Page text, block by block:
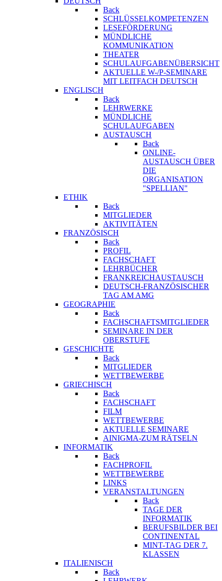
Back
SCHLÜSSELKOMPETENZEN
LESEFÖRDERUNG
MÜNDLICHE
KOMMUNIKATION
THEATER
SCHULAUFGABENÜBERSICHT
AKTUELLE W-/P-SEMINARE
MIT LEITFACH DEUTSCH
ENGLISCH
Back
LEHRWERKE
MÜNDLICHE
SCHULAUFGABEN
AUSTAUSCH
Back
ONLINE-
AUSTAUSCH ÜBER
DIE
ORGANISATION
"SPELLIAN"
ETHIK
Back
MITGLIEDER
AKTIVITÄTEN
FRANZÖSISCH
Back
PROFIL
FACHSCHAFT
LEHRBÜCHER
FRANKREICHAUSTAUSCH
DEUTSCH-FRANZÖSISCHER
TAG AM AMG
GEOGRAPHIE
Back
FACHSCHAFTSMITGLIEDER
SEMINARE IN DER
OBERSTUFE
GESCHICHTE
Back
MITGLIEDER
WETTBEWERBE
GRIECHISCH
Back
FACHSCHAFT
FILM
WETTBEWERBE
AKTUELLE SEMINARE
AINIGMA-ZUM RÄTSELN
INFORMATIK
Back
FACHPROFIL
WETTBEWERBE
LINKS
VERANSTALTUNGEN
Back
TAGE DER
INFORMATIK
BERUFSBILDER BEI
CONTINENTAL
MINT-TAG DER 7.
KLASSEN
ITALIENISCH
Back